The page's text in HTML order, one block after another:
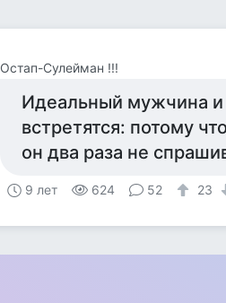
Остап-Сулейман !!!
Идеальный мужчина
встретятся: потому
он два раза не
9 лет 624 52 23